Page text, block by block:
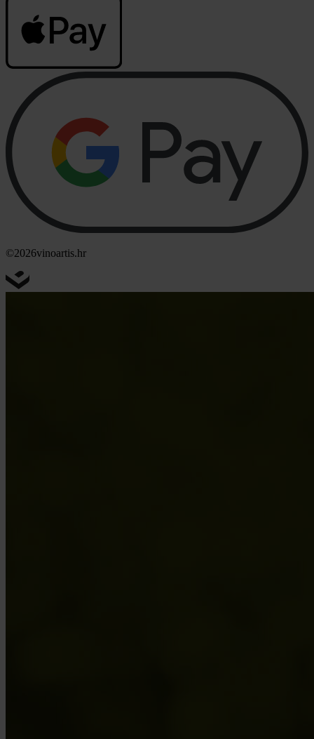
©2026vinoartis.hr